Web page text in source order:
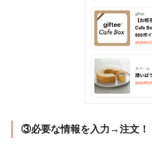
③必要な情報を入力→注文！